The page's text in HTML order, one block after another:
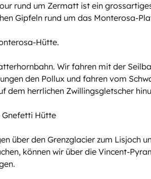
rund um Zermatt ist ein
Gipfeln rund um das Monterosa-
Hütte.
Wir fahren mit der
den Pollux und fahren vom
dem herrlichen Zwillingsgletscher
Gnefetti Hütte
über den Grenzglacier zum Lisjoch
können wir über die Vincent-